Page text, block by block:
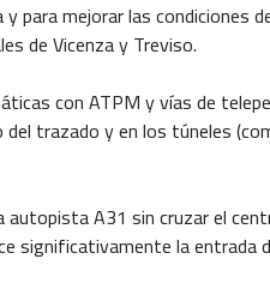
para mejorar las condiciones
de Vicenza y Treviso.
con ATPM y vías de
trazado y en los túneles
A31 sin cruzar el
significativamente la entrada